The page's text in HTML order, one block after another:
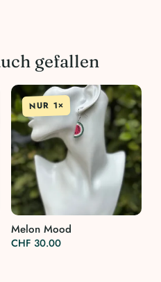
gefallen
NUR 1×
Melon Mood
CHF 30.00